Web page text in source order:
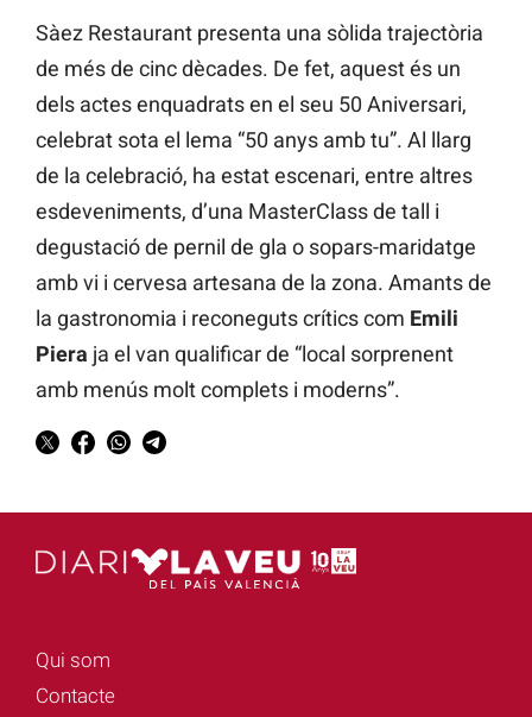
Sàez Restaurant presenta una sòlida trajectòria
de més de cinc dècades. De fet, aquest és un
dels actes enquadrats en el seu 50 Aniversari,
celebrat sota el lema “50 anys amb tu”. Al llarg
de la celebració, ha estat escenari, entre altres
esdeveniments, d’una MasterClass de tall i
degustació de pernil de gla o sopars-maridatge
amb vi i cervesa artesana de la zona. Amants de
la gastronomia i reconeguts crítics com Emili
Piera ja el van qualificar de “local sorprenent
amb menús molt complets i moderns”.
Qui som
Contacte